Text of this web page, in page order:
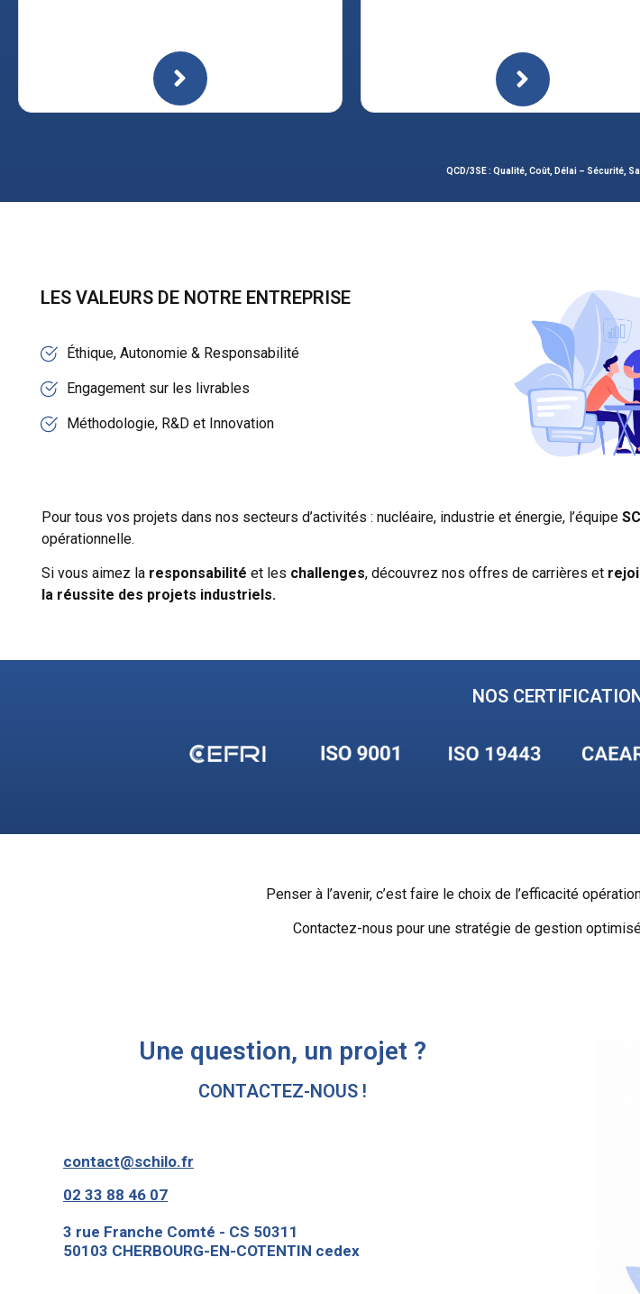
QCD/3SE : Qualité, Coût, Délai – Sécurité,
LES VALEURS DE NOTRE ENTREPRISE
Éthique, Autonomie & Responsabilité
Engagement sur les livrables
Méthodologie, R&D et Innovation
Pour tous vos projets dans nos secteurs d’activités : nucléaire, industrie et énergie, l’équipe
opérationnelle.
Si vous aimez la responsabilité et les challenges, découvrez nos offres de carrières et
la réussite des projets industriels.
NOS
Penser à l’avenir, c’est faire le choix de l’efficacité
Contactez-nous pour une stratégie de gestion
Une question, un projet ?
CONTACTEZ-NOUS !
contact@schilo.fr
02 33 88 46 07
3 rue Franche Comté - CS 50311
50103 CHERBOURG-EN-COTENTIN cedex